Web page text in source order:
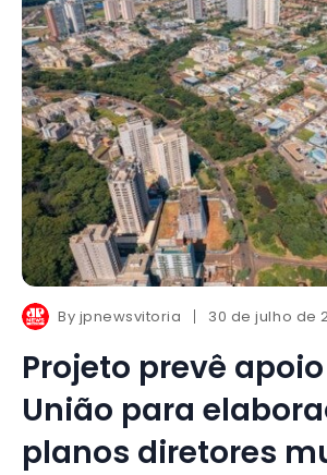
By jpnewsvitoria 30 de julho de
Projeto prevê
União para
planos diretores